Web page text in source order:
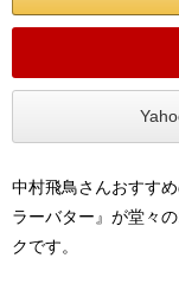
中村飛鳥さんおすす
ラーバター』が堂々
クです。